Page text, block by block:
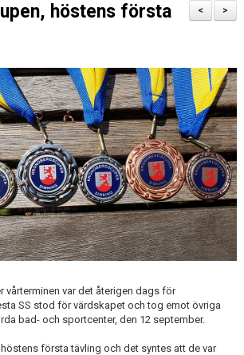
>
<
höstens första
vårterminen var det återigen dags för
SS stod för värdskapet och tog emot övriga
bad- och sportcenter, den 12 september.
första tävling och det syntes att de var